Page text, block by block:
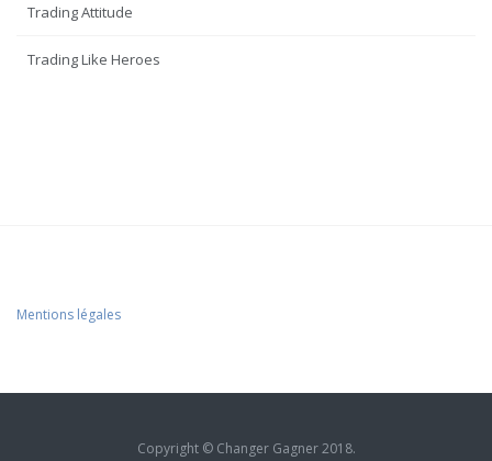
Trading Attitude
Trading Like Heroes
Mentions légales
Copyright © Changer Gagner 2018.